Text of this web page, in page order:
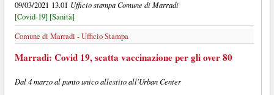
09/03/2021 13.01 Ufficio stampa Comune di Marradi
[Covid-19] [Sanità]
Comune di Marradi - Ufficio Stampa
Marradi: Covid 19, scatta vaccinazione per gli over 80
Dal 4 marzo al punto unico allestito all'Urban Center